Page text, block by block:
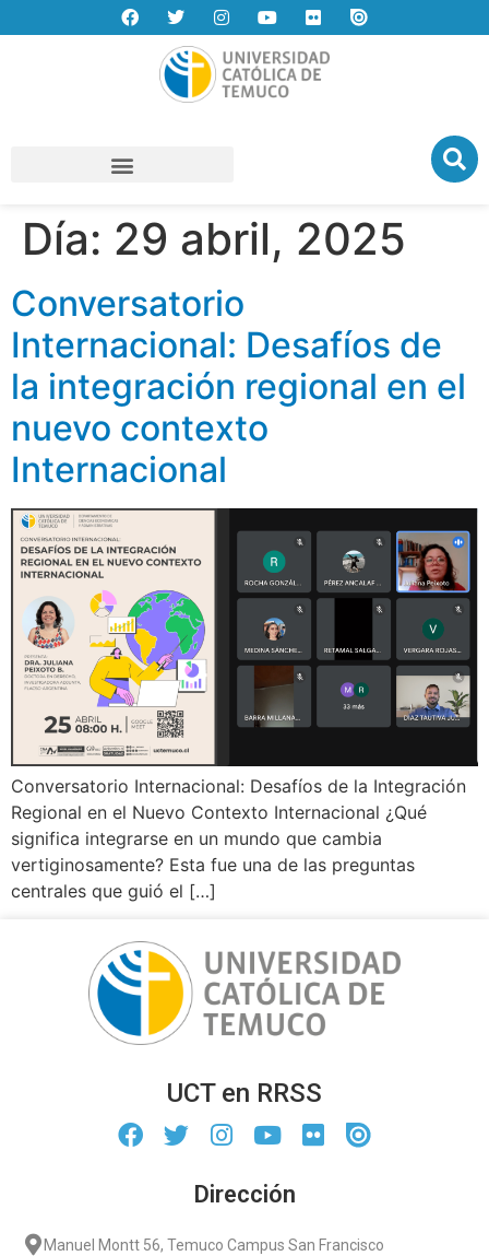
Día: 29 abril, 2025
Conversatorio
Internacional: Desafíos de
la integración regional en el
nuevo contexto
Internacional
Conversatorio Internacional: Desafíos de la Integración
Regional en el Nuevo Contexto Internacional ¿Qué
significa integrarse en un mundo que cambia
vertiginosamente? Esta fue una de las preguntas
centrales que guió el […]
UCT en RRSS
Dirección
Manuel Montt 56, Temuco Campus San Francisco